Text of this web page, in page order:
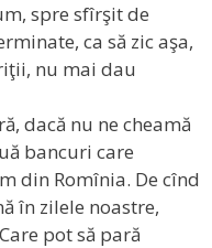
spre sfîrşit de
ca să zic aşa,
nu mai dau
dacă nu ne cheamă
bancuri care
din Romînia. De cînd
în zilele noastre,
pot să pară